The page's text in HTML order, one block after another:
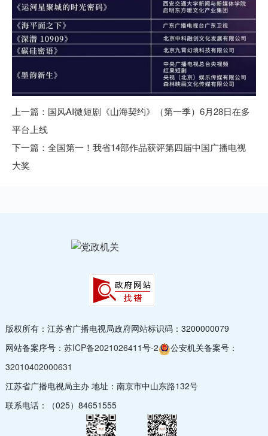
上一篇：国风AI微短剧《山海契约》（第一季）6月28日在多
平台上线
下一篇：全国第一！我省14部作品获评第四届中国广播电视
大奖
版权所有：江苏省广播电视局政府网站标识码：3200000079
网站备案序号： 苏ICP备2021026411号-2
公安机关备案号：
32010402000631
江苏省广播电视局主办 地址：南京市中山东路132号
联系电话：（025）84651555